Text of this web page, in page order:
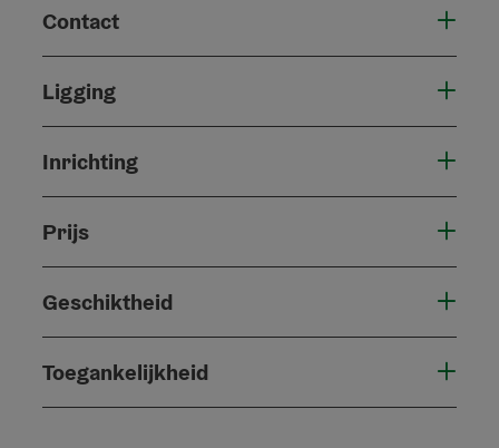
Contact
Ligging
Inrichting
Prijs
Geschiktheid
Toegankelijkheid